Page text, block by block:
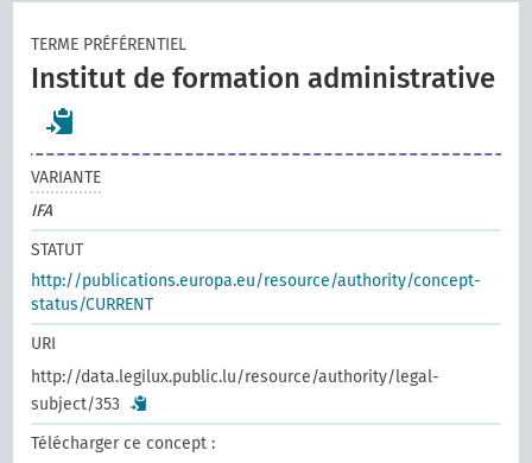
TERME PRÉFÉRENTIEL
Institut de formation administrative
VARIANTE
IFA
STATUT
http://publications.europa.eu/resource/authority/concept-
status/CURRENT
URI
http://data.legilux.public.lu/resource/authority/legal-
subject/353
Télécharger ce concept :